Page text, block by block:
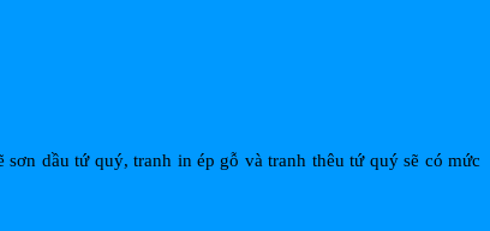
dầu tứ quý, tranh in ép gỗ và tranh thêu tứ quý sẽ có mức